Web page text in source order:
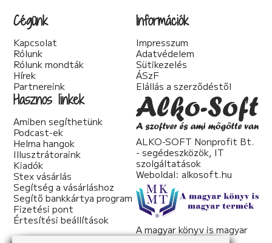
Cégünk
Kapcsolat
Rólunk
Rólunk mondták
Hírek
Partnereink
Információk
Impresszum
Adatvédelem
Sütikezelés
ÁSzF
Elállás a szerződéstől
Hasznos linkek
Amiben segíthetünk
Podcast-ek
Helma hangok
Illusztrátoraink
Kiadók
Stex vásárlás
Segítség a vásárláshoz
Segítő bankkártya program
Fizetési pont
Értesítési beállítások
ALKO-SOFT Nonprofit Bt.
- segédeszközök, IT
szolgáltatások
Weboldal: alkosoft.hu
A magyar könyv is magyar
termék